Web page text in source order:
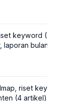
keyword (20),
bulanan
riset keyword
(4 artikel),